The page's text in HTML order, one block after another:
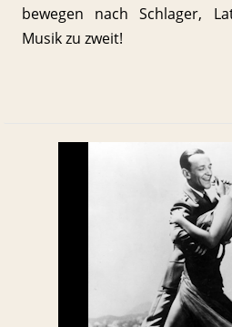
bewegen nach Schlager,
Musik zu zweit!